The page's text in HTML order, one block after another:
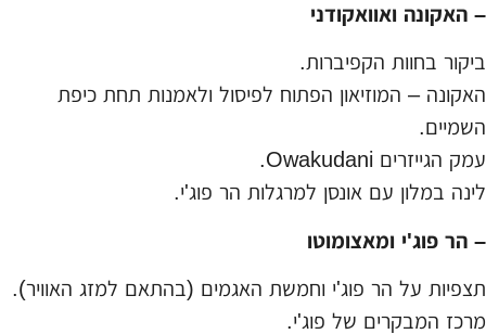
– האקונה ואוואקודני
ביקור בחוות הקפיברות.
האקונה – המוזיאון הפתוח לפיסול ולאמנות תחת כיפת
השמיים.
עמק הגייזרים Owakudani.
לינה במלון עם אונסן למרגלות הר פוג'י.
– הר פוג'י ומאצומוטו
תצפיות על הר פוג'י וחמשת האגמים (בהתאם למזג האוויר).
מרכז המבקרים של פוג'י.